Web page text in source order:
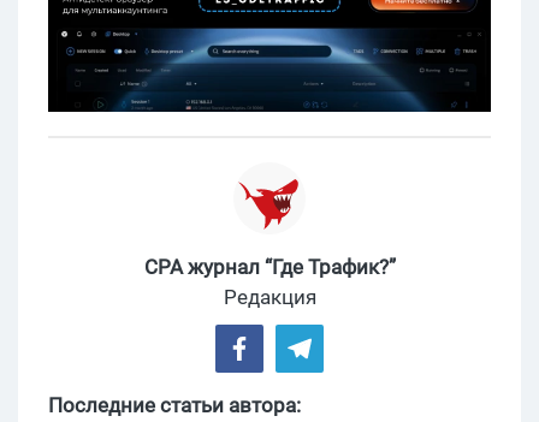
CPA журнал “Где Трафик?”
Редакция
Последние статьи автора: